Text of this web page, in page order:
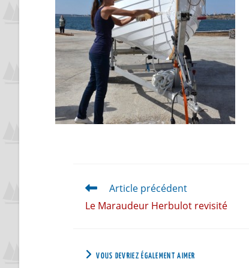
Article précédent
Le Maraudeur Herbulot revisité
VOUS DEVRIEZ ÉGALEMENT AIMER